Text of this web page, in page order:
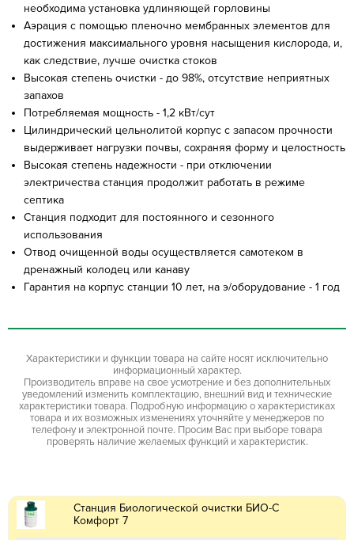
необходима установка удлиняющей горловины
Аэрация с помощью пленочно мембранных элементов для
достижения максимального уровня насыщения кислорода, и,
как следствие, лучше очистка стоков
Высокая степень очистки - до 98%, отсутствие неприятных
запахов
Потребляемая мощность - 1,2 кВт/сут
Цилиндрический цельнолитой корпус с запасом прочности
выдерживает нагрузки почвы, сохраняя форму и целостность
Высокая степень надежности - при отключении
электричества станция продолжит работать в режиме
септика
Станция подходит для постоянного и сезонного
использования
Отвод очищенной воды осуществляется самотеком в
дренажный колодец или канаву
Гарантия на корпус станции 10 лет, на э/оборудование - 1 год
Характеристики и функции товара на сайте носят исключительно
информационный характер.
Производитель вправе на свое усмотрение и без дополнительных
уведомлений изменить комплектацию, внешний вид и технические
характеристики товара. Подробную информацию о характеристиках
товара и их возможных изменениях уточняйте у менеджеров по
телефону и электронной почте. Просим Вас при выборе товара
проверять наличие желаемых функций и характеристик.
Станция Биологической очистки БИО-С
Комфорт 7